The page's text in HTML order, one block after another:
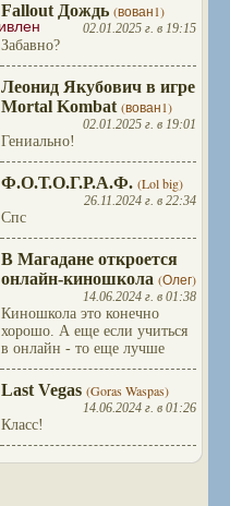
Fallout Дождь (вован1)
02.01.2025 г. в 19:15
Забавно?
Леонид Якубович в игре
Mortal Kombat (вован1)
02.01.2025 г. в 19:01
Гениально!
Ф.О.Т.О.Г.Р.А.Ф. (Lol big)
26.11.2024 г. в 22:34
Спс
В Магадане откроется
онлайн-киношкола (Олег)
14.06.2024 г. в 01:38
Киношкола это конечно
хорошо. А еще если учиться
в онлайн - то еще лучше
Last Vegas (Goras Waspas)
14.06.2024 г. в 01:26
Класс!